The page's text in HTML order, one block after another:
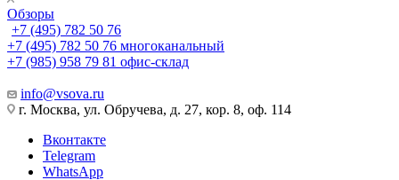
Обзоры
+7 (495) 782 50 76
+7 (495) 782 50 76 многоканальный
+7 (985) 958 79 81 офис-склад
info@vsova.ru
г. Москва, ул. Обручева, д. 27, кор. 8, оф. 114
Вконтакте
Telegram
WhatsApp